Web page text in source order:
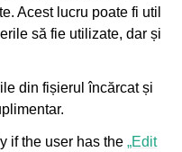
Acest lucru poate fi util
să fie utilizate, dar și
din fișierul încărcat și
if the user has the „Edit